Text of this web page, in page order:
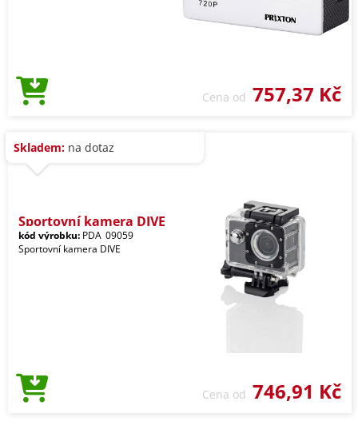
Cena od 757,37 Kč
Skladem: na dotaz
Sportovní kamera DIVE
kód výrobku: PDA_09059
Sportovní kamera DIVE
Cena od 746,91 Kč